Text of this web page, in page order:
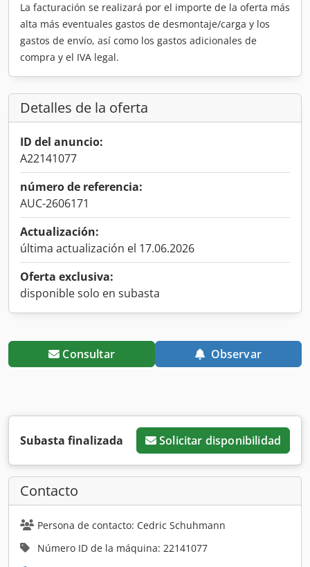
La facturación se realizará por el importe de la oferta más
alta más eventuales gastos de desmontaje/carga y los
gastos de envío, así como los gastos adicionales de
compra y el IVA legal.
Detalles de la oferta
ID del anuncio:
A22141077
número de referencia:
AUC-2606171
Actualización:
última actualización el 17.06.2026
Oferta exclusiva:
disponible solo en subasta
Consultar Observar
Subasta finalizada Solicitar disponibilidad
Contacto
Persona de contacto: Cedric Schuhmann
Número ID de la máquina: 22141077